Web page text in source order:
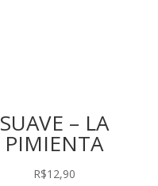
SUAVE – LA
PIMIENTA
R$12,90